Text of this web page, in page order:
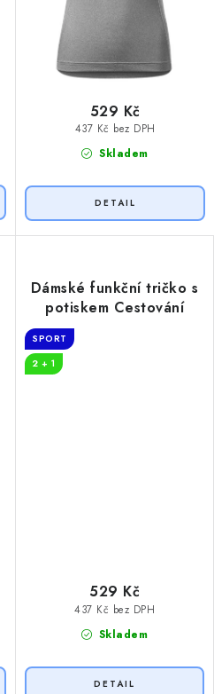
Skladem
437 Kč bez DPH
529 Kč
Dámské funkční tričko s
potiskem Cestování
SPORT
2 + 1
Skladem
437 Kč bez DPH
529 Kč